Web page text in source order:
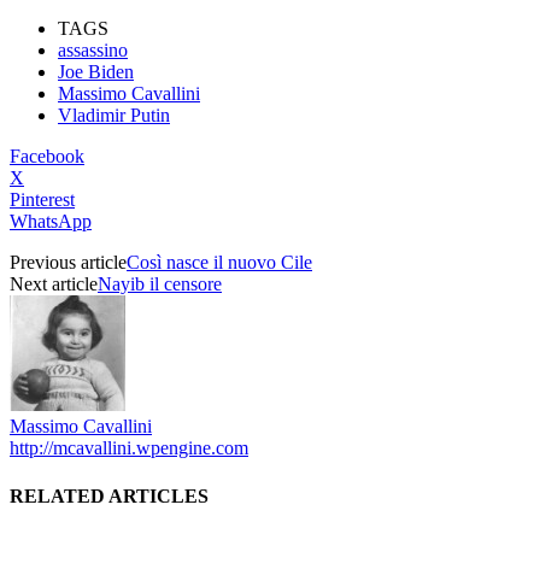
TAGS
assassino
Joe Biden
Massimo Cavallini
Vladimir Putin
Facebook
X
Pinterest
WhatsApp
Previous articleCosì nasce il nuovo Cile
Next articleNayib il censore
Massimo Cavallini
http://mcavallini.wpengine.com
RELATED ARTICLES